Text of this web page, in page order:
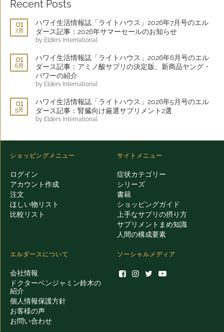
Recent Posts
01
7月
ハワイ生活情報誌「ライトハウス」2026年7月号のエル
ダース記事：2026年サマーセールのお知らせ
by Elders International
01
6月
ハワイ生活情報誌「ライトハウス」2026年6月号のエル
ダース記事：アミノ酸サプリの決定版、新商品ヤング・
パワーの紹介
by Elders International
01
5月
ハワイ生活情報誌「ライトハウス」2026年5月号のエル
ダース記事：腎臓向け厳選サプリメント2選
by Elders International
ショッピングメニュー
ログイン
アカウント作成
注文
ほしい物リスト
比較リスト
サイトメニュー
症状カテゴリー
シリーズ
書籍
ショッピングガイド
上手なサプリの摂り方
サプリメントまめ知識
人間の構成要素
エルダースについて
会社情報
ドクターベンジャミン鈴木の
紹介
個人情報保護方針
お客様の声
お問い合わせ
ソーシャルメディア